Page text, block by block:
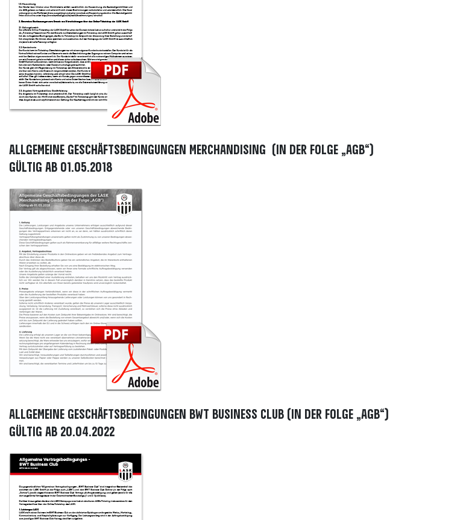
Allgemeine Geschäftsbedingungen Merchandising (in der Folge „AGB“)
Gültig ab 01.05.2018
Allgemeine Geschäftsbedingungen BWT Business Club (in der Folge „AGB“)
Gültig ab 20.04.2022